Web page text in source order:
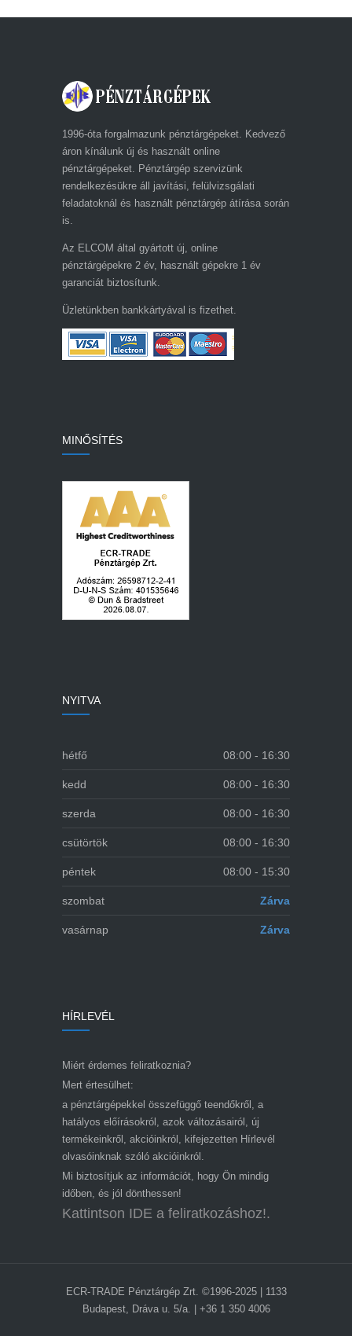
1996-óta forgalmazunk pénztárgépeket. Kedvező
áron kínálunk új és használt online
pénztárgépeket. Pénztárgép szervizünk
rendelkezésükre áll javítási, felülvizsgálati
feladatoknál és használt pénztárgép átírása során
is.
Az ELCOM által gyártott új, online
pénztárgépekre 2 év, használt gépekre 1 év
garanciát biztosítunk.
Üzletünkben bankkártyával is fizethet.
MINŐSÍTÉS
NYITVA
hétfő 08:00 - 16:30
kedd 08:00 - 16:30
szerda 08:00 - 16:30
csütörtök 08:00 - 16:30
péntek 08:00 - 15:30
szombat Zárva
vasárnap Zárva
HÍRLEVÉL
Miért érdemes feliratkoznia?
Mert értesülhet:
a pénztárgépekkel összefüggő teendőkről, a
hatályos előírásokról, azok változásairól, új
termékeinkről, akcióinkról, kifejezetten Hírlevél
olvasóinknak szóló akcióinkról.
Mi biztosítjuk az információt, hogy Ön mindig
időben, és jól dönthessen!
Kattintson IDE a feliratkozáshoz!.
ECR-TRADE Pénztárgép Zrt. ©1996-2025 | 1133
Budapest, Dráva u. 5/a. | +36 1 350 4006